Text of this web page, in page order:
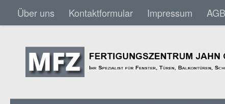
Skip to content
Über uns Kontaktformular Impressum AGB